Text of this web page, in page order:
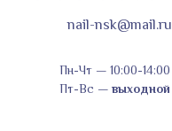
Пн-Чт —10:00-14:00
Пт-Вс —выходной
nail-nsk@mail.ru